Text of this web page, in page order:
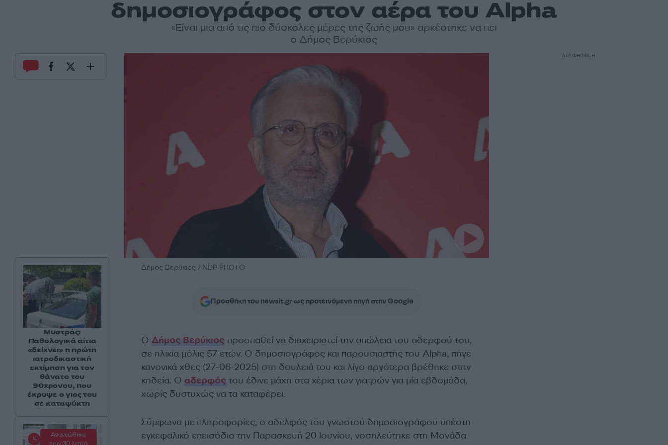
δημοσιογράφος στον αέρα του Alpha
«Είναι μια από τις πιο δύσκολες μέρες της ζωής μου» αρκέστηκε να πει
ο Δήμος Βερύκιος
Δήμος Βερύκιος / NDP PHOTO
Προσθήκη του newsit.gr ως προτεινόμενη πηγή στην Google
Ο Δήμος Βερύκιος προσπαθεί να διαχειριστεί την απώλεια του αδερφού του,
σε ηλικία μόλις 57 ετών. Ο δημοσιογράφος και παρουσιαστής του Alpha, πήγε
κανονικά χθες (27-06-2025) στη δουλειά του και λίγο αργότερα βρέθηκε στην
κηδεία. Ο αδερφός του έδινε μάχη στα χέρια των γιατρών για μία εβδομάδα,
χωρίς δυστυχώς να τα καταφέρει.
Σύμφωνα με πληροφορίες, ο αδελφός του γνωστού δημοσιογράφου υπέστη
εγκεφαλικό επεισόδιο την Παρασκευή 20 Ιουνίου, νοσηλεύτηκε στη Μονάδα
Μυστράς:
Παθολογικά αίτια
«δείχνει» η πρώτη
ιατροδικαστική
εκτίμηση για τον
θάνατο του
90χρονου, που
έκρυψε ο γιος του
σε καταψύκτη
Ανανεώθηκε
ΔΙΑΦΗΜΙΣΗ